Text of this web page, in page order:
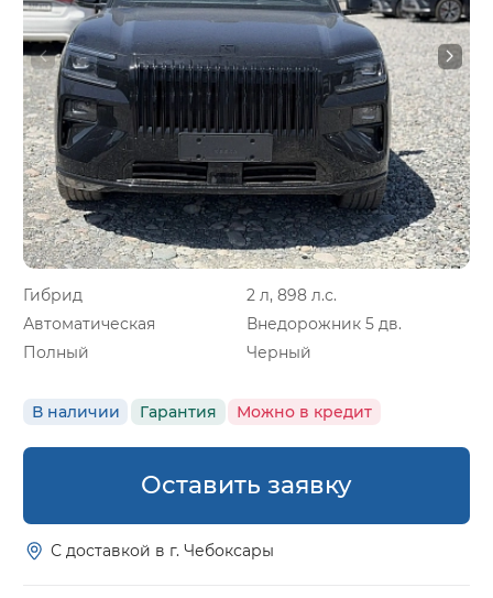
Гибрид
2 л, 898 л.с.
Автоматическая
Внедорожник 5 дв.
Полный
Черный
В наличии Гарантия Можно в кредит
Оставить заявку
С доставкой в г. Чебоксары